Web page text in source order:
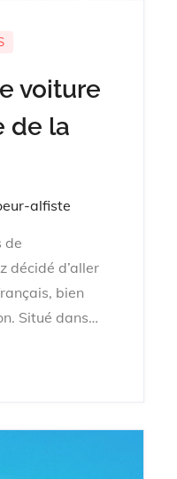
voiture
de la
alfiste
de
décidé d’aller
bien
Situé dans…